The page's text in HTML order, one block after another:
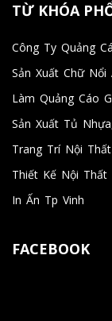
TỪ KHÓA
Công Ty Quảng
Sản Xuất Chữ
Làm Quảng Cáo
Sản Xuất Tủ
Trang Trí Nội
Thiết Kế Nội Thất
In Ấn Tp Vinh
FACEBOOK